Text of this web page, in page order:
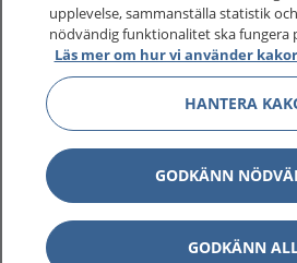
vårdärenden. Ring
sjukvårdsrådgivning dygnet runt.
1177 ger dig råd när du vill må
1177 på flera språk
upplevelse, sammanställa statistik
nödvändig funktionalitet ska fungera
Läs mer om hur vi använder kakor
HANTERA
GODKÄNN
GODKÄNN